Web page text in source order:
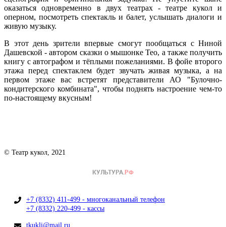
оказаться одновременно в двух театрах - театре кукол и
оперном, посмотреть спектакль и балет, услышать диалоги и
живую музыку.
В этот день зрители впервые смогут пообщаться с Ниной
Дашевской - автором сказки о мышонке Тео, а также получить
книгу с автографом и тёплыми пожеланиями. В фойе второго
этажа перед спектаклем будет звучать живая музыка, а на
первом этаже вас встретят представители АО "Булочно-
кондитерского комбината", чтобы поднять настроение чем-то
по-настоящему вкусным!
© Театр кукол, 2021
+7 (8332) 411-499 - многоканальный телефон
+7 (8332) 220-499 - кассы
tkukli@mail.ru